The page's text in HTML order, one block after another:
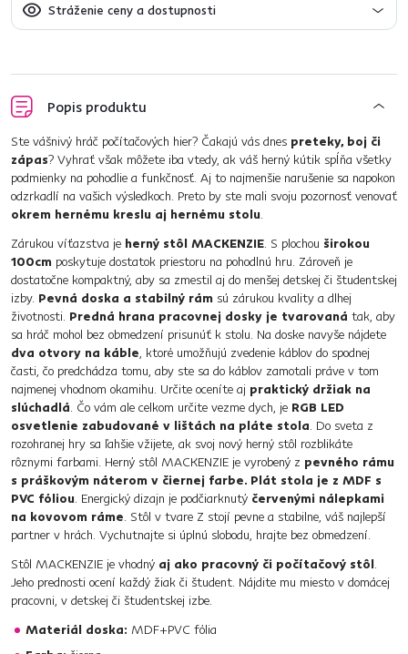
Stráženie ceny a dostupnosti
Popis produktu
Ste vášnivý hráč počítačových hier? Čakajú vás dnes preteky, boj či
zápas? Vyhrať však môžete iba vtedy, ak váš herný kútik spĺňa všetky
podmienky na pohodlie a funkčnosť. Aj to najmenšie narušenie sa napokon
odzrkadlí na vašich výsledkoch. Preto by ste mali svoju pozornosť venovať
okrem hernému kreslu aj hernému stolu.
Zárukou víťazstva je herný stôl MACKENZIE. S plochou širokou
100cm poskytuje dostatok priestoru na pohodlnú hru. Zároveň je
dostatočne kompaktný, aby sa zmestil aj do menšej detskej či študentskej
izby. Pevná doska a stabilný rám sú zárukou kvality a dlhej
životnosti. Predná hrana pracovnej dosky je tvarovaná tak, aby
sa hráč mohol bez obmedzení prisunúť k stolu. Na doske navyše nájdete
dva otvory na káble, ktoré umožňujú zvedenie káblov do spodnej
časti, čo predchádza tomu, aby ste sa do káblov zamotali práve v tom
najmenej vhodnom okamihu. Určite oceníte aj praktický držiak na
slúchadlá. Čo vám ale celkom určite vezme dych, je RGB LED
osvetlenie zabudované v lištách na pláte stola. Do sveta z
rozohranej hry sa ľahšie vžijete, ak svoj nový herný stôl rozblikáte
rôznymi farbami. Herný stôl MACKENZIE je vyrobený z pevného rámu
s práškovým náterom v čiernej farbe. Plát stola je z MDF s
PVC fóliou. Energický dizajn je podčiarknutý červenými nálepkami
na kovovom ráme. Stôl v tvare Z stojí pevne a stabilne, váš najlepší
partner v hrách. Vychutnajte si úplnú slobodu, hrajte bez obmedzení.
Stôl MACKENZIE je vhodný aj ako pracovný či počítačový stôl.
Jeho prednosti ocení každý žiak či študent. Nájdite mu miesto v domácej
pracovni, v detskej či študentskej izbe.
Materiál doska: MDF+PVC fólia